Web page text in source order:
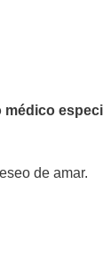
médico
de amar.